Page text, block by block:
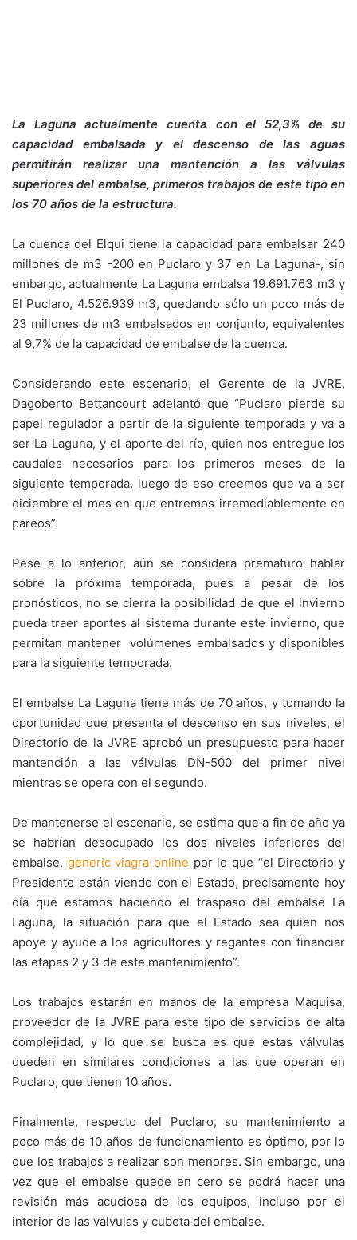
La Laguna actualmente cuenta con el 52,3% de su
capacidad embalsada y el descenso de las aguas
permitirán realizar una mantención a las válvulas
superiores del embalse, primeros trabajos de este tipo en
los 70 años de la estructura.
La cuenca del Elqui tiene la capacidad para embalsar 240
millones de m3 -200 en Puclaro y 37 en La Laguna-, sin
embargo, actualmente La Laguna embalsa 19.691.763 m3 y
El Puclaro, 4.526.939 m3, quedando sólo un poco más de
23 millones de m3 embalsados en conjunto, equivalentes
al 9,7% de la capacidad de embalse de la cuenca.
Considerando este escenario, el Gerente de la JVRE,
Dagoberto Bettancourt adelantó que “Puclaro pierde su
papel regulador a partir de la siguiente temporada y va a
ser La Laguna, y el aporte del río, quien nos entregue los
caudales necesarios para los primeros meses de la
siguiente temporada, luego de eso creemos que va a ser
diciembre el mes en que entremos irremediablemente en
pareos”.
Pese a lo anterior, aún se considera prematuro hablar
sobre la próxima temporada, pues a pesar de los
pronósticos, no se cierra la posibilidad de que el invierno
pueda traer aportes al sistema durante este invierno, que
permitan mantener volúmenes embalsados y disponibles
para la siguiente temporada.
El embalse La Laguna tiene más de 70 años, y tomando la
oportunidad que presenta el descenso en sus niveles, el
Directorio de la JVRE aprobó un presupuesto para hacer
mantención a las válvulas DN-500 del primer nivel
mientras se opera con el segundo.
De mantenerse el escenario, se estima que a fin de año ya
se habrían desocupado los dos niveles inferiores del
embalse, generic viagra online por lo que “el Directorio y
Presidente están viendo con el Estado, precisamente hoy
día que estamos haciendo el traspaso del embalse La
Laguna, la situación para que el Estado sea quien nos
apoye y ayude a los agricultores y regantes con financiar
las etapas 2 y 3 de este mantenimiento”.
Los trabajos estarán en manos de la empresa Maquisa,
proveedor de la JVRE para este tipo de servicios de alta
complejidad, y lo que se busca es que estas válvulas
queden en similares condiciones a las que operan en
Puclaro, que tienen 10 años.
Finalmente, respecto del Puclaro, su mantenimiento a
poco más de 10 años de funcionamiento es óptimo, por lo
que los trabajos a realizar son menores. Sin embargo, una
vez que el embalse quede en cero se podrá hacer una
revisión más acuciosa de los equipos, incluso por el
interior de las válvulas y cubeta del embalse.